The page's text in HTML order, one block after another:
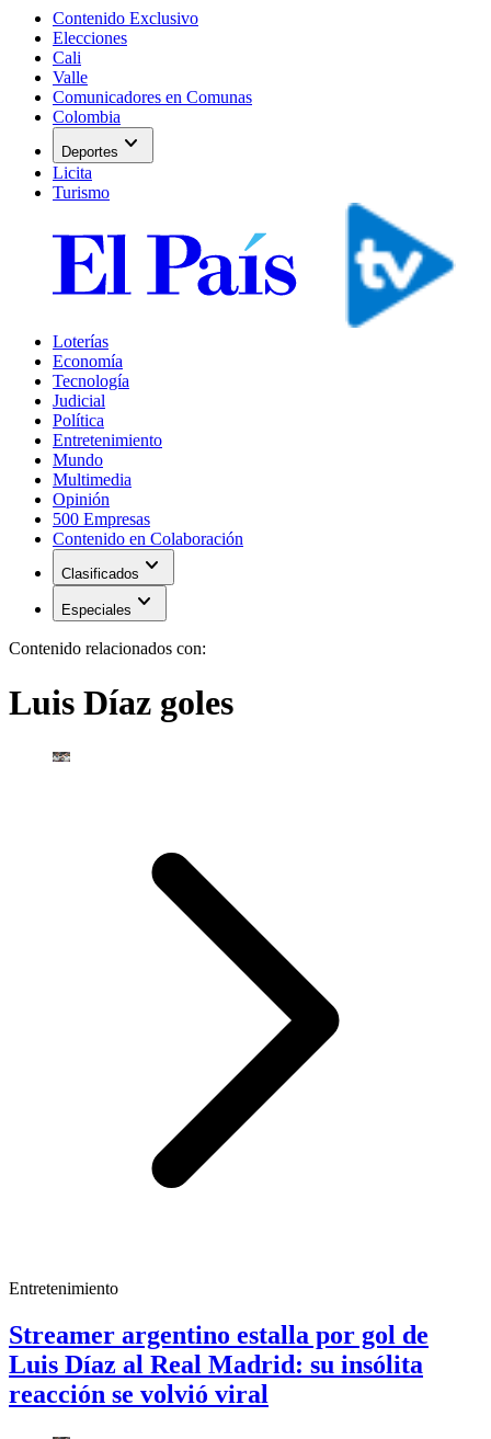
Contenido Exclusivo
Elecciones
Cali
Valle
Comunicadores en Comunas
Colombia
Deportes expand_more
Licita
Turismo
Loterías
Economía
Tecnología
Judicial
Política
Entretenimiento
Mundo
Multimedia
Opinión
500 Empresas
Contenido en Colaboración
Clasificados expand_more
Especiales expand_more
Contenido relacionados con:
Luis Díaz goles
Entretenimiento
Streamer argentino estalla por gol de
Luis Díaz al Real Madrid: su insólita
reacción se volvió viral